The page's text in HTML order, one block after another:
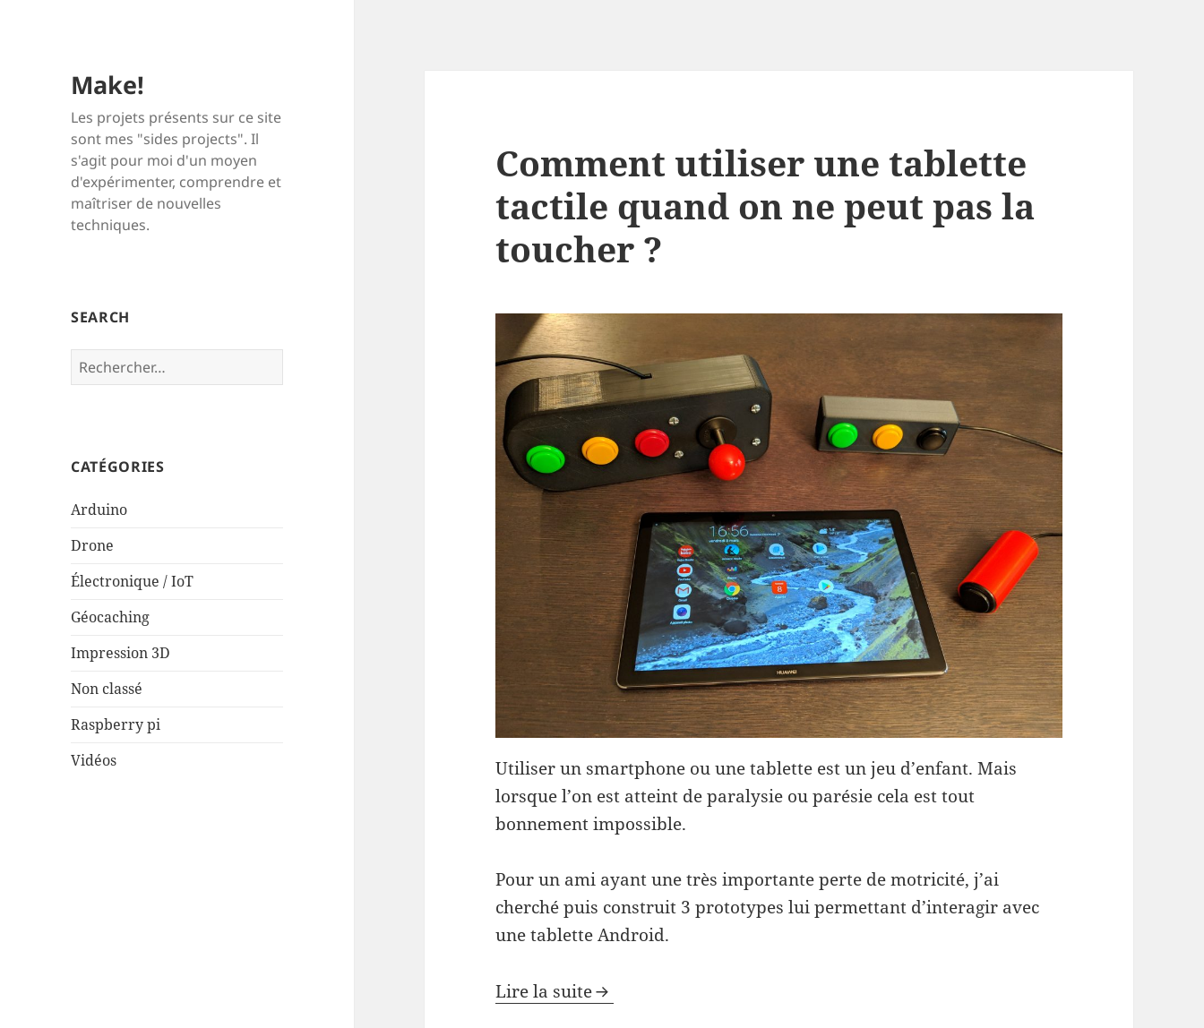
Make!
Les projets présents sur ce site
sont mes "sides projects". Il
s'agit pour moi d'un moyen
d'expérimenter, comprendre et
maîtriser de nouvelles
techniques.
SEARCH
Rechercher :
CATÉGORIES
Arduino
Drone
Électronique / IoT
Géocaching
Impression 3D
Non classé
Raspberry pi
Vidéos
Comment utiliser une tablette
tactile quand on ne peut pas la
toucher ?
Utiliser un smartphone ou une tablette est un jeu d’enfant. Mais
lorsque l’on est atteint de paralysie ou parésie cela est tout
bonnement impossible.
Pour un ami ayant une très importante perte de motricité, j’ai
cherché puis construit 3 prototypes lui permettant d’interagir avec
une tablette Android.
Lire la suite